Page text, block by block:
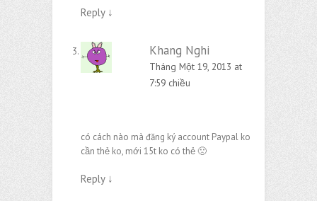
Reply ↓
Khang Nghi
Tháng Một 19, 2013 at
7:59 chiều
có cách nào mà đăng ký account Paypal ko
cần thẻ ko, mới 15t ko có thẻ 🙁
Reply ↓